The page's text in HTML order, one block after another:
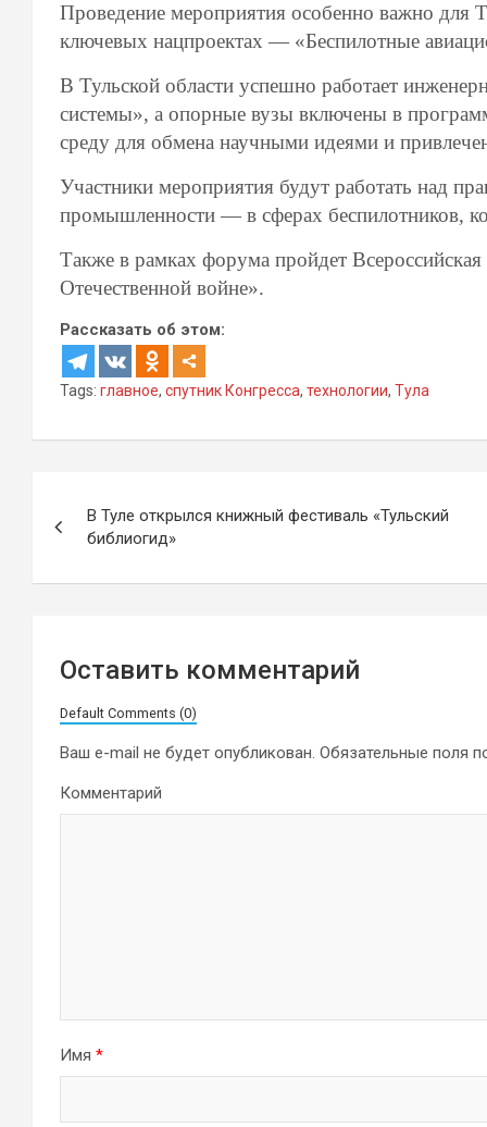
Проведение мероприятия особенно важно для
ключевых нацпроектах — «Беспилотные
В Тульской области успешно работает
системы», а опорные вузы включены в
среду для обмена научными идеями и
Участники мероприятия будут работать над
промышленности — в сферах беспилотников,
Также в рамках форума пройдет
Отечественной войне».
Рассказать об этом:
Tags: главное, спутник Конгресса, технологии, Тула
по
записям
В Туле открылся книжный фестиваль «Тульский
библиогид»
Оставить комментарий
Default Comments (0)
Ваш e-mail не будет опубликован. Обязательные поля
Комментарий
Имя *